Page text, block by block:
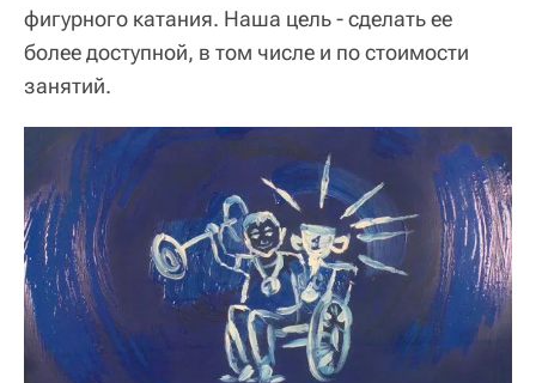
фигурного катания. Наша цель - сделать ее
более доступной, в том числе и по стоимости
занятий.